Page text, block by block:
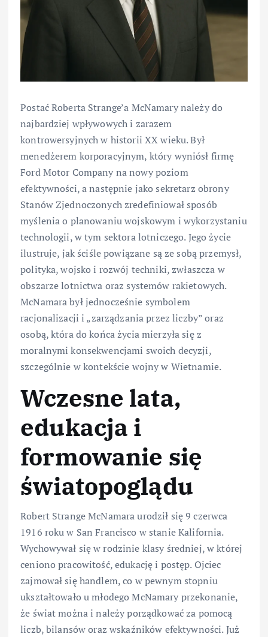
Postać Roberta Strange’a McNamary należy do
najbardziej wpływowych i zarazem
kontrowersyjnych w historii XX wieku. Był
menedżerem korporacyjnym, który wyniósł firmę
Ford Motor Company na nowy poziom
efektywności, a następnie jako sekretarz obrony
Stanów Zjednoczonych zredefiniował sposób
myślenia o planowaniu wojskowym i wykorzystaniu
technologii, w tym sektora lotniczego. Jego życie
ilustruje, jak ściśle powiązane są ze sobą przemysł,
polityka, wojsko i rozwój techniki, zwłaszcza w
obszarze lotnictwa oraz systemów rakietowych.
McNamara był jednocześnie symbolem
racjonalizacji i „zarządzania przez liczby” oraz
osobą, która do końca życia mierzyła się z
moralnymi konsekwencjami swoich decyzji,
szczególnie w kontekście wojny w Wietnamie.
Wczesne lata,
edukacja i
formowanie się
światopoglądu
Robert Strange McNamara urodził się 9 czerwca
1916 roku w San Francisco w stanie Kalifornia.
Wychowywał się w rodzinie klasy średniej, w której
ceniono pracowitość, edukację i postęp. Ojciec
zajmował się handlem, co w pewnym stopniu
ukształtowało u młodego McNamary przekonanie,
że świat można i należy porządkować za pomocą
liczb, bilansów oraz wskaźników efektywności. Już